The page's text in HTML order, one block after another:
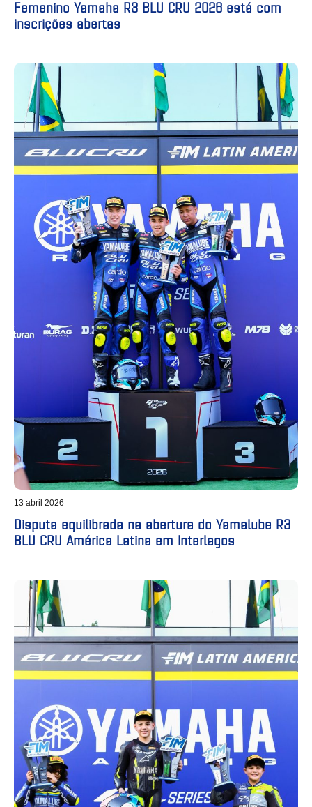
Femenino Yamaha R3 BLU CRU 2026 está com
inscrições abertas
13 abril 2026
Disputa equilibrada na abertura do Yamalube R3
BLU CRU América Latina em Interlagos